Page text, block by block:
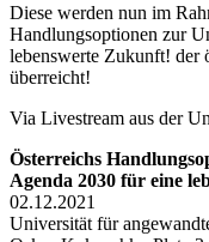
Diese werden nun im
Handlungsoptionen zur
lebenswerte Zukunft! der
überreicht!
Via Livestream aus der
Österreichs
Agenda 2030 für eine
02.12.2021
Universität für